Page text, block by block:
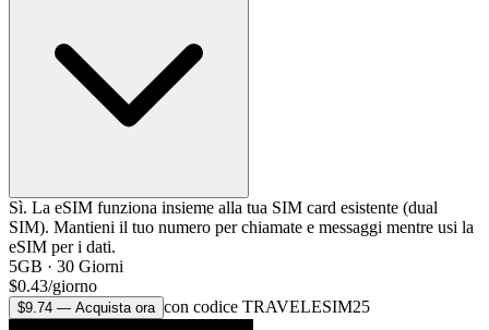
Sì. La eSIM funziona insieme alla tua SIM card esistente (dual
SIM). Mantieni il tuo numero per chiamate e messaggi mentre usi la
eSIM per i dati.
5GB · 30 Giorni
$0.43/giorno
$9.74 — Acquista ora con codice TRAVELESIM25